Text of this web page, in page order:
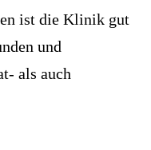
ist die Klinik gut
und
als auch